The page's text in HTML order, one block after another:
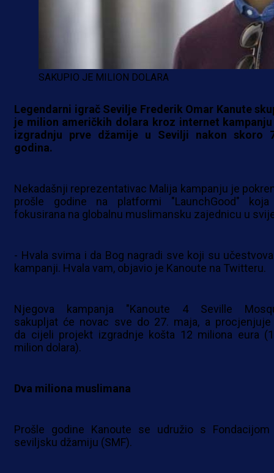
SAKUPIO JE MILION DOLARA
Legendarni igrač Sevilje Frederik Omar Kanute
je milion američkih dolara kroz internet
izgradnju prve džamije u Sevilji nakon skoro
godina.
Nekadašnji reprezentativac Malija kampanju je
prošle godine na platformi "LaunchGood"
fokusirana na globalnu muslimansku zajednicu u
- Hvala svima i da Bog nagradi sve koji su
kampanji. Hvala vam, objavio je Kanoute na Twitteru.
Njegova kampanja "Kanoute 4 Seville
sakupljat će novac sve do 27. maja, a
da cijeli projekt izgradnje košta 12 miliona eura
milion dolara).
Dva miliona muslimana
Prošle godine Kanoute se udružio s
seviljsku džamiju (SMF).